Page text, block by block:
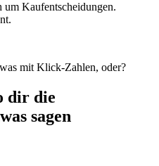
um Kaufentscheidungen.
mit Klick-Zahlen, oder?
dir die
sagen